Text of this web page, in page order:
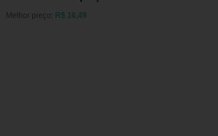
Melhor preço: R$ 16,49